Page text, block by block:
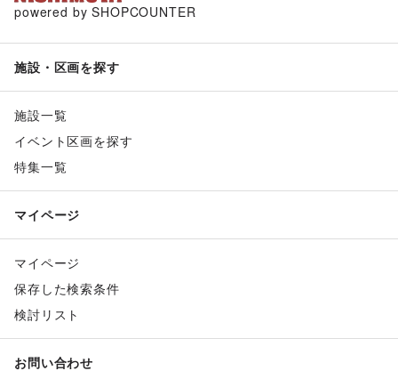
powered by SHOPCOUNTER
施設・区画を探す
施設一覧
イベント区画を探す
特集一覧
マイページ
マイページ
保存した検索条件
検討リスト
お問い合わせ